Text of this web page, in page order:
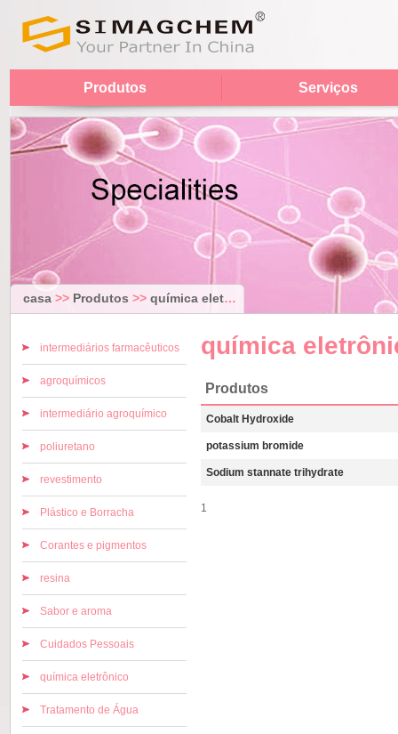
Produtos Serviços
casa>> Produtos >> química eletrônico
intermediários farmacêuticos
agroquímicos
intermediário agroquímico
poliuretano
revestimento
Plástico e Borracha
Corantes e pigmentos
resina
Sabor e aroma
Cuidados Pessoais
química eletrônico
Tratamento de Água
química
Produtos
Cobalt Hydroxide
potassium bromide
Sodium stannate trihydrate
1